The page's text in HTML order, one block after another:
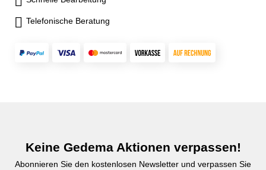
Telefonische Beratung
Keine Gedema Aktionen verpassen!
Abonnieren Sie den kostenlosen Newsletter und verpassen Sie